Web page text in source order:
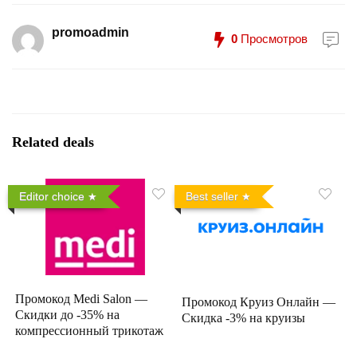
promoadmin 0 Просмотров
Related deals
Editor choice
Промокод Medi Salon —
Скидки до -35% на
компрессионный трикотаж
Best seller
Промокод Круиз Онлайн —
Скидка -3% на круизы